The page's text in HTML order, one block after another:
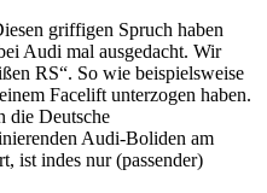
griffigen Spruch haben
Audi mal ausgedacht. Wir
RS“. So wie beispielsweise
Facelift unterzogen haben.
die Deutsche
Audi-Boliden am
ist indes nur (passender)